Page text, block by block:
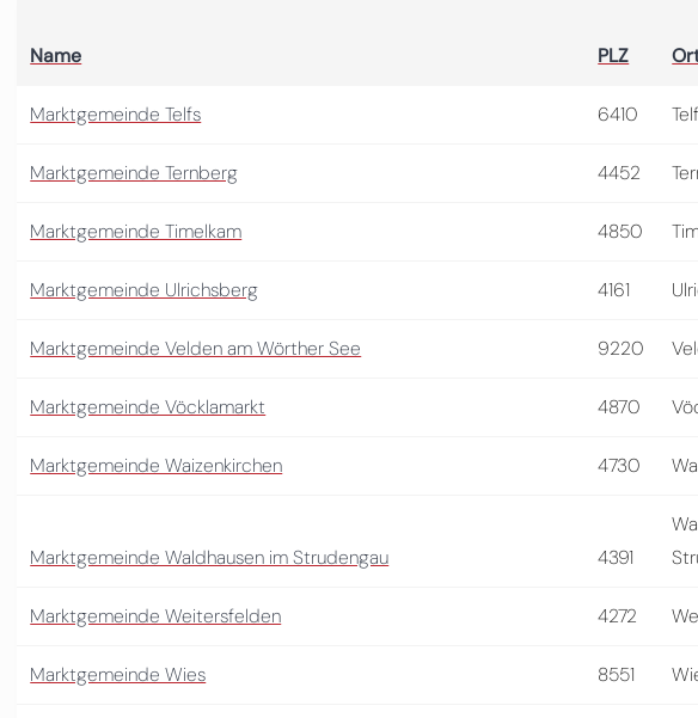
Name PLZ
Marktgemeinde Telfs 6410
Marktgemeinde Ternberg 4452
Marktgemeinde Timelkam 4850
Marktgemeinde Ulrichsberg 4161
Marktgemeinde Velden am Wörther See 9220
Marktgemeinde Vöcklamarkt 4870
Marktgemeinde Waizenkirchen 4730
Marktgemeinde Waldhausen im Strudengau 4391
Marktgemeinde Weitersfelden 4272
Marktgemeinde Wies 8551